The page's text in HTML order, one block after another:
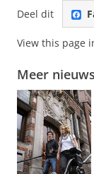
Deel dit
View this page
Meer nieuws